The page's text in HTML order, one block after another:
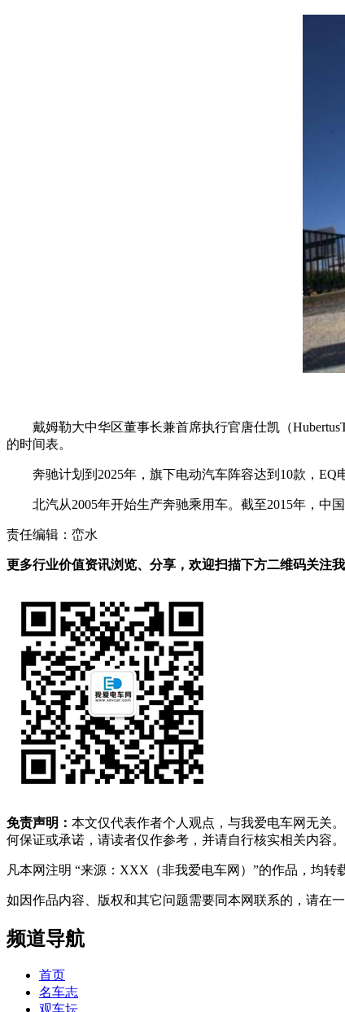
戴姆勒大中华区董事长兼首席执行官唐仕凯（
的时间表。
奔驰计划到2025年，旗下电动汽车阵容达到10款，
北汽从2005年开始生产奔驰乘用车。截至2015年，中
责任编辑：峦水
更多行业价值资讯浏览、分享，欢迎扫描下方二维码关注
免责声明： 本文仅代表作者个人观点，与我爱电车网无关
何保证或承诺，请读者仅作参考，并请自行核实相关内容。
凡本网注明 “来源：XXX（非我爱电车网）”的作品，均
如因作品内容、版权和其它问题需要同本网联系的，请在
频道导航
首页
名车志